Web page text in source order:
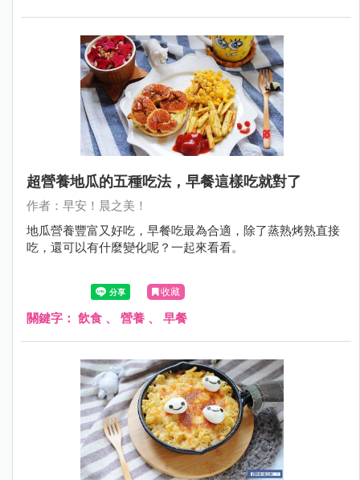
超營養地瓜的五種吃法，早餐這樣吃就對了
作者：早安！晨之美！
地瓜營養豐富又好吃，早餐吃最為合適，除了蒸熟烤熟直接
吃，還可以有什麼變化呢？一起來看看。
收藏
關鍵字： 飲食 、 營養 、 早餐